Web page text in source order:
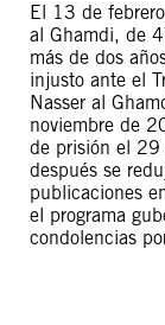
El 13 de
al Ghamdi, de
más de dos
injusto ante el
Nasser al
noviembre de
de prisión el
después se
publicaciones
el programa
condolencias